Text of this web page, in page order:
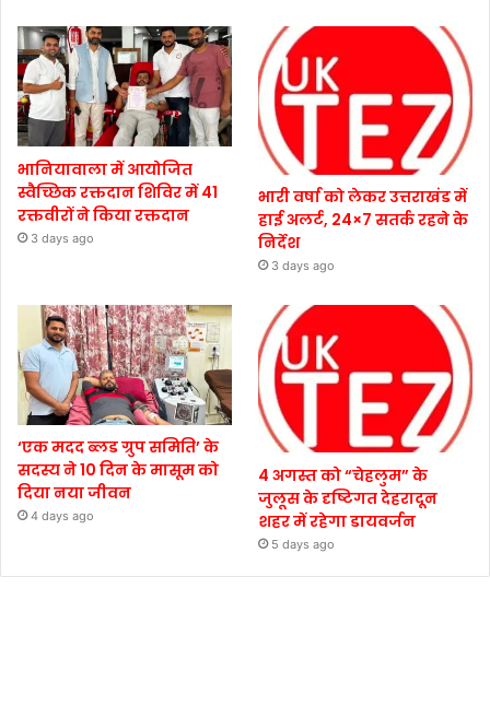
भानियावाला में आयोजित
स्वैच्छिक रक्तदान शिविर में 41
रक्तवीरों ने किया रक्तदान
3 days ago
भारी वर्षा को लेकर उत्तराखंड में
हाई अलर्ट, 24×7 सतर्क रहने के
निर्देश
3 days ago
‘एक मदद ब्लड ग्रुप समिति’ के
सदस्य ने 10 दिन के मासूम को
दिया नया जीवन
4 days ago
4 अगस्त को “चेहलुम” के
जुलूस के दृष्टिगत देहरादून
शहर में रहेगा डायवर्जन
5 days ago